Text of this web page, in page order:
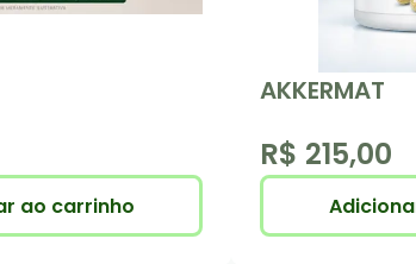
ao carrinho
AKKERMAT
R$ 215,00